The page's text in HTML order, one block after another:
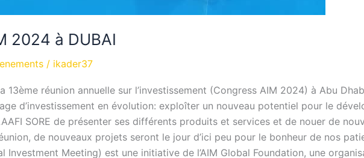
2024 à DUBAI
/ ikader37
13ème réunion annuelle sur l’investissement (Congress AIM 2024) à Abu
d’investissement en évolution: exploîter un nouveau potentiel pour le
SORE de présenter ses différents produits et services et de nouer de
de nouveaux projets seront le jour d’ici peu pour le bonheur de nos
Investment Meeting) est une initiative de l’AIM Global Foundation, une